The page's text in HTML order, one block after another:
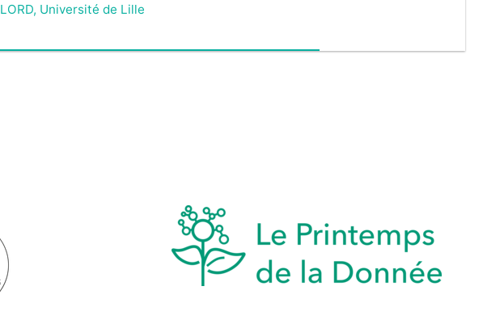
LORD, Université de Lille